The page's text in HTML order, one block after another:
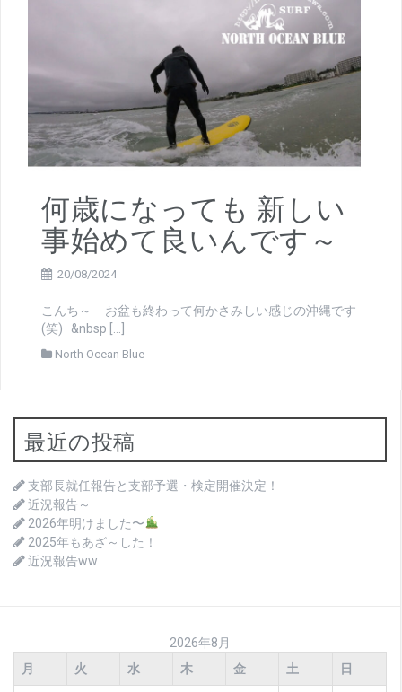
何歳になっても 新しい
事始めて良いんです～
20/08/2024
こんち～ お盆も終わって何かさみしい感じの沖縄です
(笑) &nbsp […]
North Ocean Blue
最近の投稿
支部長就任報告と支部予選・検定開催決定！
近況報告～
2026年明けました〜
2025年もあざ～した！
近況報告ww
2026年8月
月
火 水 木 金 土 日